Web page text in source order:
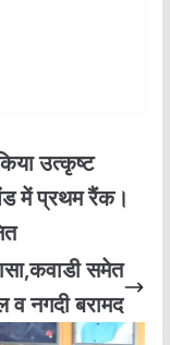
उत्कृष्ट
में प्रथम रैंक।
समेत
व नगदी बरामद